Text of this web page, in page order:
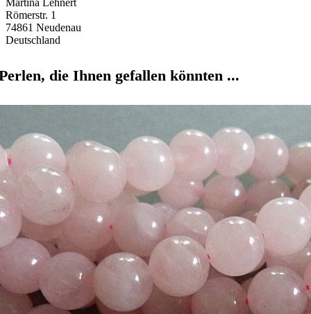
Römerstr. 1
74861 Neudenau
Deutschland
die Ihnen gefallen könnten ...